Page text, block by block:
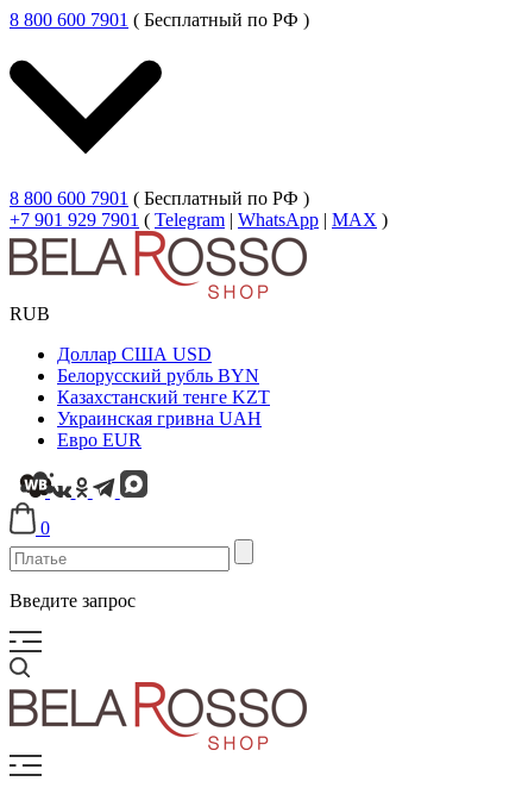
8 800 600 7901 ( Бесплатный по РФ )
8 800 600 7901 ( Бесплатный по РФ )
+7 901 929 7901 ( Telegram | WhatsApp | MAX )
RUB
Доллар США USD
Белорусский рубль BYN
Казахстанский тенге KZT
Украинская гривна UAH
Евро EUR
0
Введите запрос